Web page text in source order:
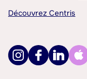
Découvrez Centris